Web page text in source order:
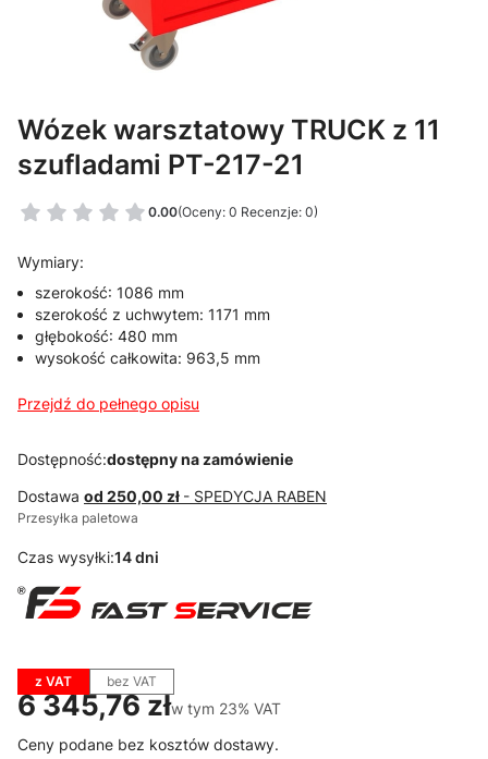
Wózek warsztatowy TRUCK z 11
szufladami PT-217-21
0.00(Oceny: 0 Recenzje: 0)
Wymiary:
szerokość: 1086 mm
szerokość z uchwytem: 1171 mm
głębokość: 480 mm
wysokość całkowita: 963,5 mm
Przejdź do pełnego opisu
Dostępność:dostępny na zamówienie
Dostawa od 250,00 zł - SPEDYCJA RABEN
Przesyłka paletowa
Czas wysyłki:14 dni
z VAT bez VAT
Cena
6 345,76 złw tym 23% VAT
w tym 23% VAT
Ceny podane bez kosztów dostawy.